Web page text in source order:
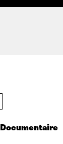
Documentaire